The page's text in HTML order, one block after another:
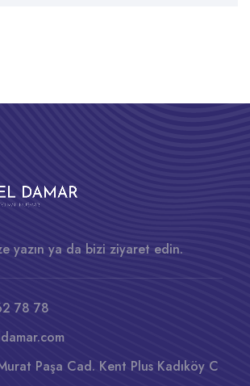
yazın ya da bizi ziyaret edin.
78 78
Paşa Cad. Kent Plus Kadıköy C